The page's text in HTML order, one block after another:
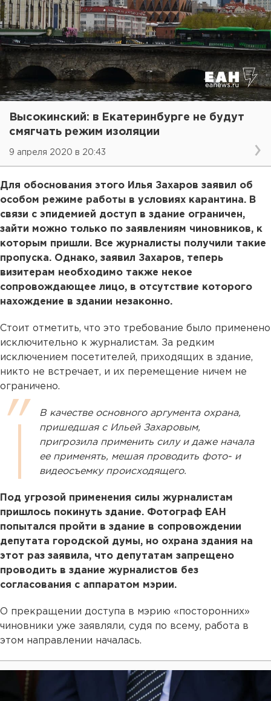
Высокинский: в Екатеринбурге не будут
смягчать режим изоляции
9 апреля 2020 в 20:43
Для обоснования этого Илья Захаров заявил об
особом режиме работы в условиях карантина. В
связи с эпидемией доступ в здание ограничен,
зайти можно только по заявлениям чиновников, к
которым пришли. Все журналисты получили такие
пропуска. Однако, заявил Захаров, теперь
визитерам необходимо также некое
сопровождающее лицо, в отсутствие которого
нахождение в здании незаконно.
Стоит отметить, что это требование было применено
исключительно к журналистам. За редким
исключением посетителей, приходящих в здание,
никто не встречает, и их перемещение ничем не
ограничено.
В качестве основного аргумента охрана,
пришедшая с Ильей Захаровым,
пригрозила применить силу и даже начала
ее применять, мешая проводить фото- и
видеосъемку происходящего.
Под угрозой применения силы журналистам
пришлось покинуть здание. Фотограф ЕАН
попытался пройти в здание в сопровождении
депутата городской думы, но охрана здания на
этот раз заявила, что депутатам запрещено
проводить в здание журналистов без
согласования с аппаратом мэрии.
О прекращении доступа в мэрию «посторонних»
чиновники уже заявляли, судя по всему, работа в
этом направлении началась.